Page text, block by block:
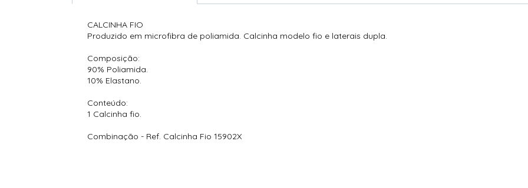
CALCINHA FIO
Produzido em microfibra de poliamida. Calcinha modelo fio e laterais dupla.
Composição:
90% Poliamida.
10% Elastano.
Conteúdo:
1 Calcinha fio.
Combinação - Ref. Calcinha Fio 15902X